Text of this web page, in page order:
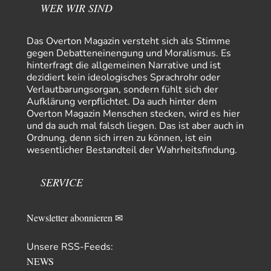
Ute Plassvor 15 Stunden zu:
Gaby Weber stellt fest : "So ist das in der Bundesrepublik: von
Transparenz, Rechtstaatlichkeit und…
El-Gvor 16 Stunden zu:
US-Außenministerium: Kuba ist „weniger ein Nationalstaat
als eine allumfassende Geheimdienst- und
Subversionsoperation
Gut, dass Sie »Schande« geschrieben haben und nicht „Scheitern“, denn
das war und ist es…
Stefan M
vor 17 Stunden zu:
Masseninvasion von Ceuta: Ein organisierter Angriff
Ja ja, das ist der Fluch der schönen neuen Smartphone-Zeit. Einer ruft und
Schattenland vor 22 Stunden zu:
Dem schließe ich mich 100 pro an - das deutsche politische Kabarett ist
tot (Lisa…
YaSavor 23 Stunden zu:
Dissonanzen
Kleine Korrektur: Anders als Moshe Zuckermann schildet gab es in den
WER WIR SIND
Das Overton Magazin versteht sich als Stimme
gegen Debatteneinengung und Moralismus. Es
hinterfragt die allgemeinen Narrative und ist
dezidiert kein ideologisches Sprachrohr oder
Verlautbarungsorgan, sondern fühlt sich der
Aufklärung verpflichtet. Da auch hinter dem
Overton Magazin Menschen stecken, wird es hier
und da auch mal falsch liegen. Das ist aber auch in
Ordnung, denn sich irren zu können, ist ein
wesentlicher Bestandteil der Wahrheitsfindung.
SERVICE
Newsletter abonnieren ✉
Unsere RSS-Feeds:
NEWS